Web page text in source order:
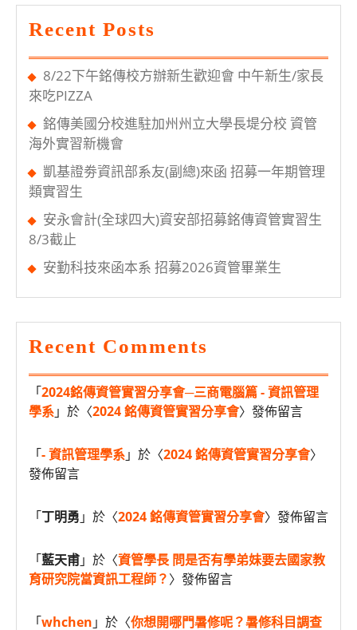
Recent Posts
8/22下午銘傳校方辦新生歡迎會 中午新生/家長
來吃PIZZA
銘傳美國分校進駐加州州立大學長堤分校 資管
海外實習新機會
凱基證劵資訊部系友(副總)來函 招募一年期管理
類實習生
安永會計(全球四大)資安部招募銘傳資管實習生
8/3截止
安勤科技來函本系 招募2026資管畢業生
Recent Comments
「2024銘傳資管實習分享會─三商電腦篇 - 資訊管理
學系」於〈2024 銘傳資管實習分享會〉發佈留言
「- 資訊管理學系」於〈2024 銘傳資管實習分享會〉
發佈留言
「丁明勇 」於〈2024 銘傳資管實習分享會〉發佈留言
「藍天甫」於〈資管學長 問是否有學弟妹要去國家教
育研究院當資訊工程師？〉發佈留言
「whchen 」於〈你想開哪門暑修呢？暑修科目調查